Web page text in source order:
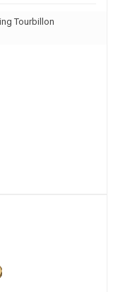
Tourbillon